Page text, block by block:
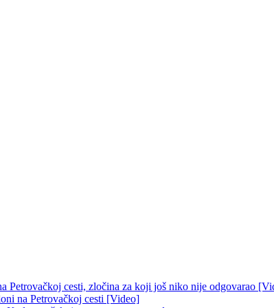
Petrovačkoj cesti, zločina za koji još niko nije odgovarao
na Petrovačkoj cesti [Video]